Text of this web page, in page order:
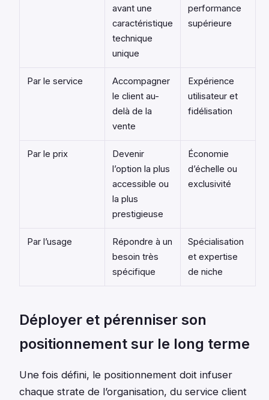
avant une
caractéristique
technique
unique
performance
supérieure
Par le service
Accompagner
le client au-
delà de la
vente
Expérience
utilisateur et
fidélisation
Par le prix
Devenir
l’option la plus
accessible ou
la plus
prestigieuse
Économie
d’échelle ou
exclusivité
Par l’usage
Répondre à un
besoin très
spécifique
Spécialisation
et expertise
de niche
Déployer et pérenniser son
positionnement sur le long terme
Une fois défini, le positionnement doit infuser
chaque strate de l’organisation, du service client